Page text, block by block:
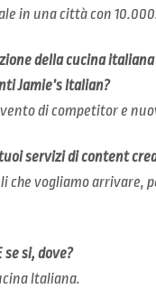
in una città con
della cucina
Jamie’s Italian?
di competitor e
servizi di content
che vogliamo arrivare,
si, dove?
Italiana.